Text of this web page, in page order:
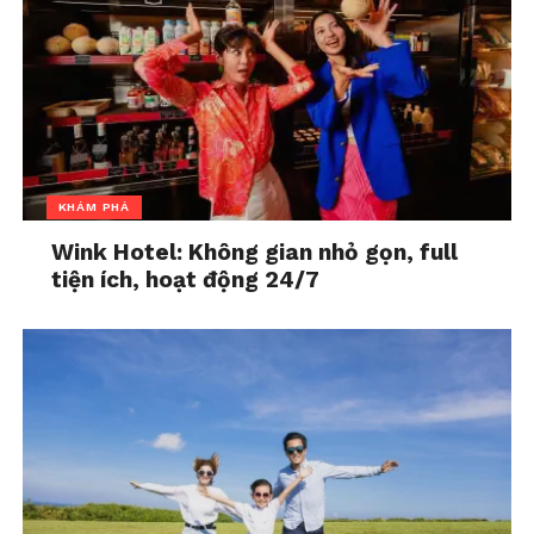
tôi cho con coi tivi, hoặc chơi với con. Chính vì thế,
tôi càng điên tiết và mệt mỏi vì mọi việc không như
mình mong muốn.
Tôi không biết các bà mẹ khác có giống tôi không.
Nhưng tôi thực sự kiệt sức vì mong muốn con tôi
sẽ hiểu chuyện như “con nhà người ta”
ngơi, tôi cần phải thỏa hiệp. Có lẽ, một hoặc hai
ngày xem ti vi thoải mái cũng chẳng hại gì đâu nhỉ.
Đôi khi buông bỏ kỳ vọng mọi chuyện hoàn hảo
KHÁM PHÁ
Wink Hotel: Không gian nhỏ gọn, full
tiện ích, hoạt động 24/7